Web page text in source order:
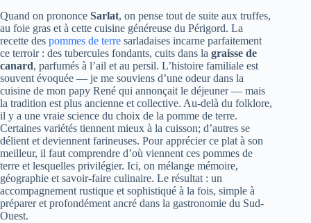
Quand on prononce Sarlat, on pense tout de suite aux truffes,
au foie gras et à cette cuisine généreuse du Périgord. La
recette des pommes de terre sarladaises incarne parfaitement
ce terroir : des tubercules fondants, cuits dans la graisse de
canard, parfumés à l’ail et au persil. L’histoire familiale est
souvent évoquée — je me souviens d’une odeur dans la
cuisine de mon papy René qui annonçait le déjeuner — mais
la tradition est plus ancienne et collective. Au-delà du folklore,
il y a une vraie science du choix de la pomme de terre.
Certaines variétés tiennent mieux à la cuisson; d’autres se
délient et deviennent farineuses. Pour apprécier ce plat à son
meilleur, il faut comprendre d’où viennent ces pommes de
terre et lesquelles privilégier. Ici, on mélange mémoire,
géographie et savoir-faire culinaire. Le résultat : un
accompagnement rustique et sophistiqué à la fois, simple à
préparer et profondément ancré dans la gastronomie du Sud-
Ouest.